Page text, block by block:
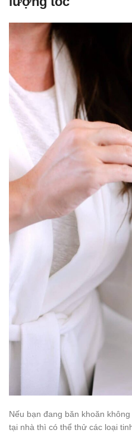
Nếu bạn đang băn khoăn
tại nhà thì có thể thử các loại